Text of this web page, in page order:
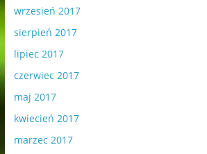
wrzesień 2017
sierpień 2017
lipiec 2017
czerwiec 2017
maj 2017
kwiecień 2017
marzec 2017